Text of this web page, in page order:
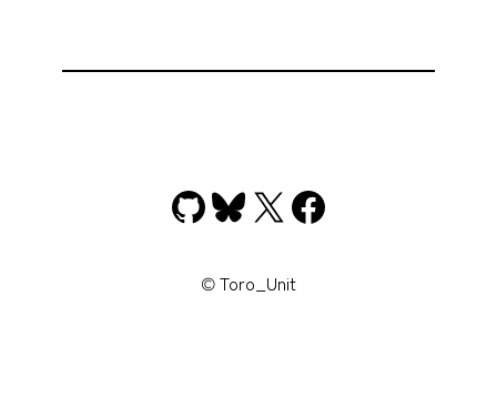
GitHub
Bluesky
X Facebook
© Toro_Unit